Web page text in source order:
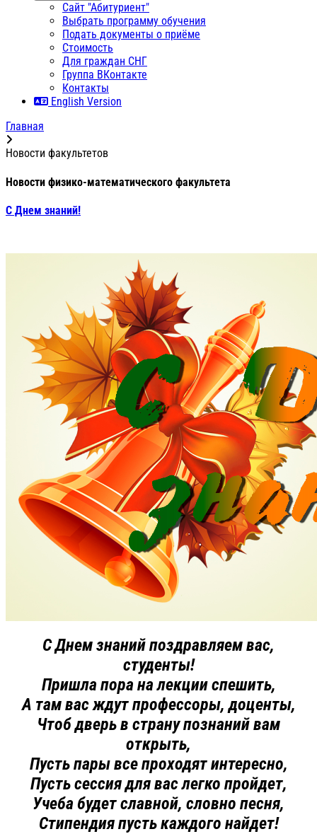
Сайт "Абитуриент"
Выбрать программу обучения
Подать документы о приёме
Стоимость
Для граждан СНГ
Группа ВКонтакте
Контакты
English Version
Главная
Новости факультетов
Новости физико-математического факультета
С Днем знаний!
С Днем знаний поздравляем вас,
студенты!
Пришла пора на лекции спешить,
А там вас ждут профессоры, доценты,
Чтоб дверь в страну познаний вам
открыть,
Пусть пары все проходят интересно,
Пусть сессия для вас легко пройдет,
Учеба будет славной, словно песня,
Стипендия пусть каждого найдет!